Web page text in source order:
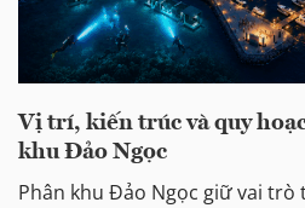
Vị trí, kiến trúc và quy
khu Đảo Ngọc
Phân khu Đảo Ngọc giữ vai trò